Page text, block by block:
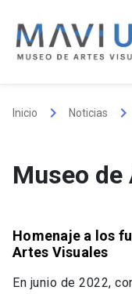
content
Inicio keyboard_arrow_right Noticias keyboard_arrow_right
Museo
Homenaje a los
Artes Visuales
En junio de 2022,